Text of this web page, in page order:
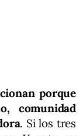
porque
comunidad
. Si los tres